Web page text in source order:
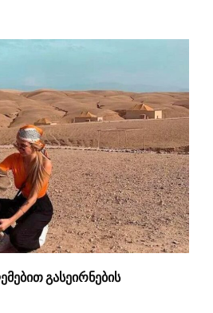
გასეირნების